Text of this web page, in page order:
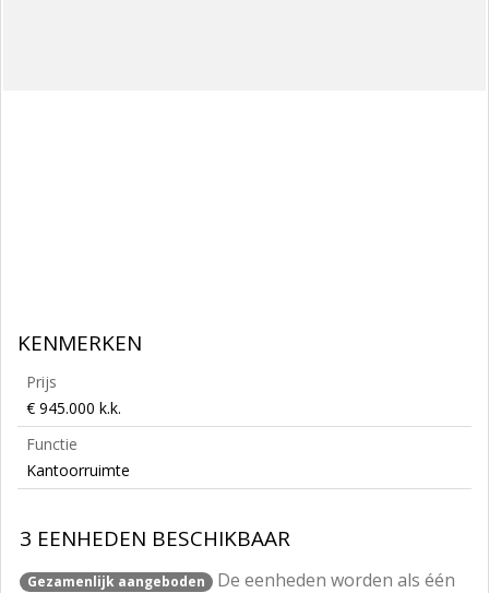
KENMERKEN
Prijs
€ 945.000 k.k.
Functie
Kantoorruimte
3 EENHEDEN BESCHIKBAAR
Gezamenlijk aangeboden
De eenheden worden als één